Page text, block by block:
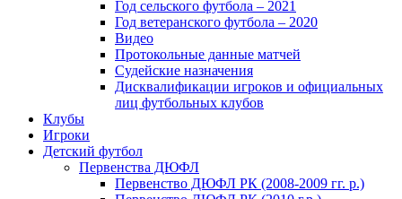
Год сельского футбола – 2021
Год ветеранского футбола – 2020
Видео
Протокольные данные матчей
Судейские назначения
Дисквалификации игроков и официальных
лиц футбольных клубов
Клубы
Игроки
Детский футбол
Первенства ДЮФЛ
Первенство ДЮФЛ РК (2008-2009 гг. р.)